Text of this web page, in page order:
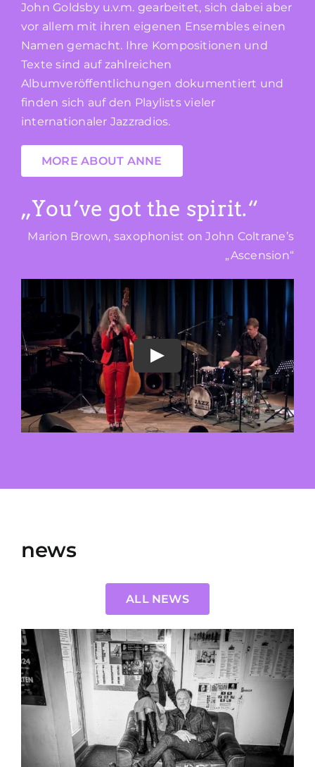
John Goldsby u.v.m. gearbeitet, sich dabei aber
vor allem mit ihren eigenen Ensembles einen
Namen gemacht. Ihre Kompositionen und
Texte sind auf zahlreichen
Albumveröffentlichungen dokumentiert und
finden sich auf den Playlists vieler
internationaler Jazzradios.
MORE ABOUT ANNE
„You’ve got the spirit.“
Marion Brown, saxophonist on John Coltrane’s
„Ascension“
news
ALL NEWS